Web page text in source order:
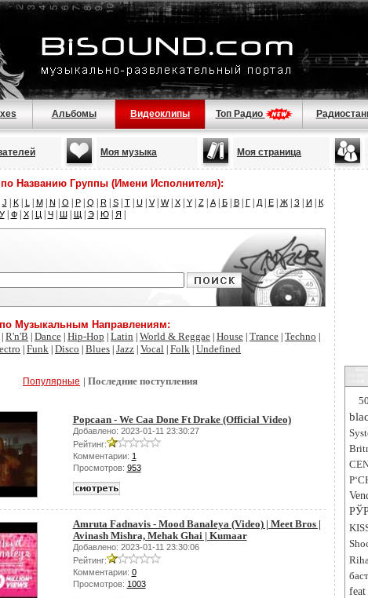
Альбомы Видеоклипы Топ Радио
Моя музыка Моя страница
Названию Группы (Имени Исполнителя):
J K| L | M| N O P| Q R| S| T| U| V| W| X| Y| Z| А| Б| В| Г| Д| Е| Ж| З И К
У| Ф| Х| Ц| Ч| Ш| Щ| Э| Ю| Я
Музыкальным Направлениям:
R'n'B Dance Hip-Hop Latin World & Reggae House Trance Techno
Funk Disco Blues Jazz Vocal Folk Undefined
Популярные | Последние поступления
Popcaan - We Caa Done Ft Drake (Official Video)
Добавлено: 2023-01-11 23:30:27
Рейтинг:
Комментарии: 1
Просмотров: 953
Amruta Fadnavis - Mood Banaleya (Video) | Meet Bros |
Avinash Mishra, Mehak Ghai | Kumaar
Добавлено: 2023-01-11 23:30:06
Рейтинг:
Комментарии: 0
Просмотров: 1003